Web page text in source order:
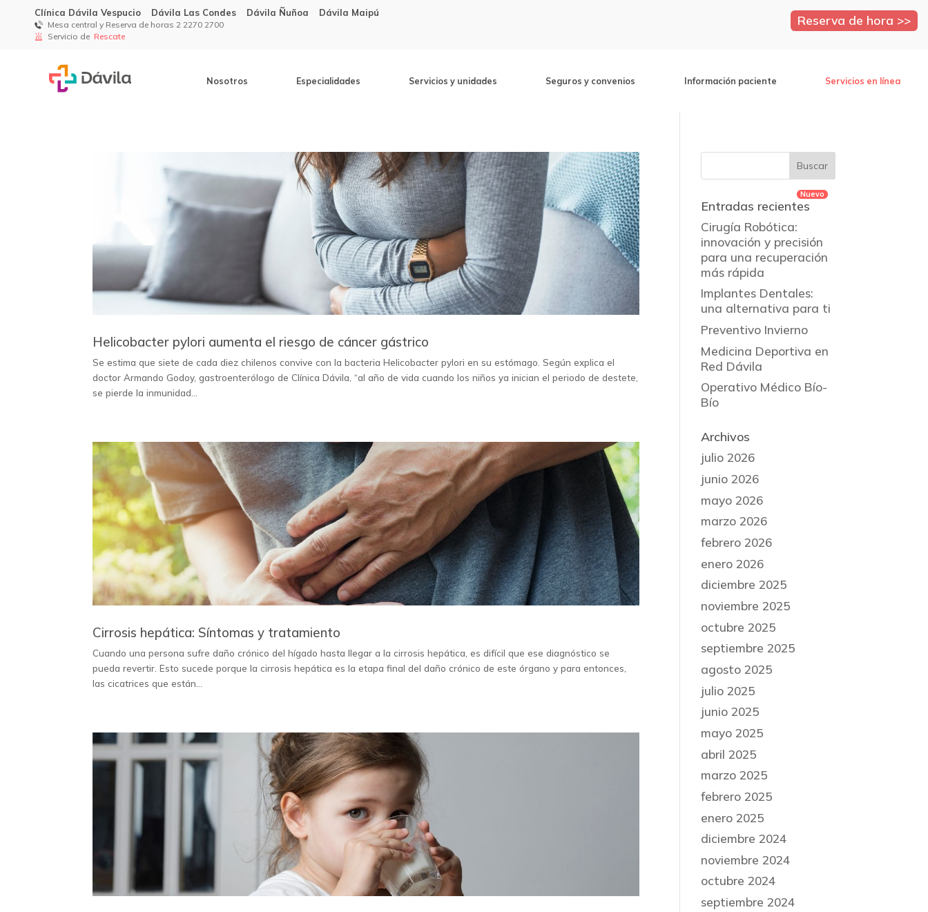
Clínica Dávila Vespucio Dávila Las Condes Dávila Ñuñoa Dávila Maipú Reserva de hora >>
Mesa central y Reserva de horas 2 2270 2700
Servicio de Rescate
Nosotros Especialidades Servicios y unidades Seguros y convenios Información paciente Servicios en línea
Helicobacter pylori aumenta el riesgo de cáncer gástrico
Se estima que siete de cada diez chilenos convive con la bacteria Helicobacter pylori en su estómago. Según explica el
doctor Armando Godoy, gastroenterólogo de Clínica Dávila, “al año de vida cuando los niños ya inician el periodo de destete,
se pierde la inmunidad...
Cirrosis hepática: Síntomas y tratamiento
Cuando una persona sufre daño crónico del hígado hasta llegar a la cirrosis hepática, es difícil que ese diagnóstico se
pueda revertir. Esto sucede porque la cirrosis hepática es la etapa final del daño crónico de este órgano y para entonces,
las cicatrices que están...
Entradas recientes
Cirugía Robótica:
innovación y precisión
para una recuperación
más rápida
Implantes Dentales:
una alternativa para ti
Preventivo Invierno
Medicina Deportiva en
Red Dávila
Operativo Médico Bío-
Bío
Archivos
julio 2026
junio 2026
mayo 2026
marzo 2026
febrero 2026
enero 2026
diciembre 2025
noviembre 2025
octubre 2025
septiembre 2025
agosto 2025
julio 2025
junio 2025
mayo 2025
abril 2025
marzo 2025
febrero 2025
enero 2025
diciembre 2024
noviembre 2024
octubre 2024
septiembre 2024